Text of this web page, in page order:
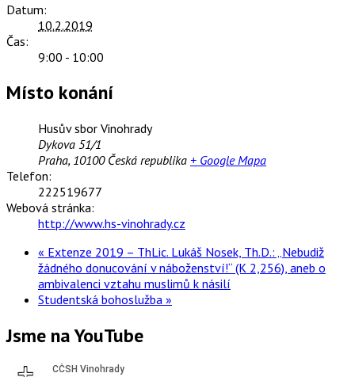
Datum:
10.2.2019
Čas:
9:00 - 10:00
Místo konání
Husův sbor Vinohrady
Dykova 51/1
Praha, 10100 Česká republika + Google Mapa
Telefon:
222519677
Webová stránka:
http://www.hs-vinohrady.cz
« Extenze 2019 – ThLic. Lukáš Nosek, Th.D.: „Nebudiž
žádného donucování v náboženství!“ (K 2,256), aneb o
ambivalenci vztahu muslimů k násilí
Studentská bohoslužba »
Jsme na YouTube